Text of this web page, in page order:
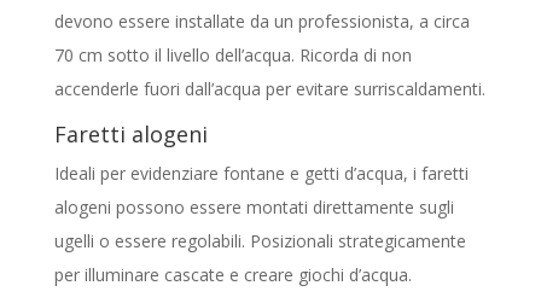
devono essere installate da un professionista, a circa
70 cm sotto il livello dell’acqua. Ricorda di non
accenderle fuori dall’acqua per evitare surriscaldamenti.
Faretti alogeni
Ideali per evidenziare fontane e getti d’acqua, i faretti
alogeni possono essere montati direttamente sugli
ugelli o essere regolabili. Posizionali strategicamente
per illuminare cascate e creare giochi d’acqua.